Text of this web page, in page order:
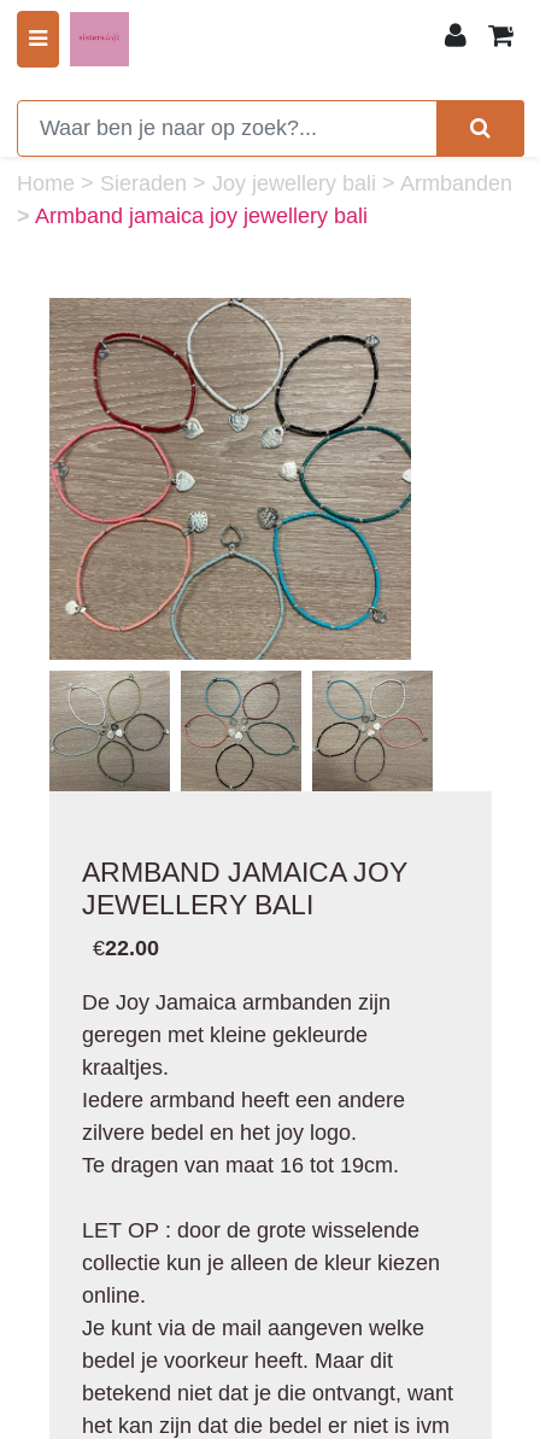
0
Home > Sieraden > Joy jewellery bali > Armbanden
> Armband jamaica joy jewellery bali
ARMBAND JAMAICA JOY
JEWELLERY BALI
€22.00
De Joy Jamaica armbanden zijn
geregen met kleine gekleurde
kraaltjes.
Iedere armband heeft een andere
zilvere bedel en het joy logo.
Te dragen van maat 16 tot 19cm.
LET OP : door de grote wisselende
collectie kun je alleen de kleur kiezen
online.
Je kunt via de mail aangeven welke
bedel je voorkeur heeft. Maar dit
betekend niet dat je die ontvangt, want
het kan zijn dat die bedel er niet is ivm